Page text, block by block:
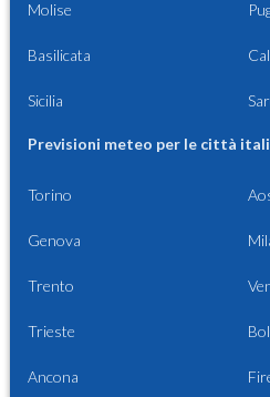
Molise
Basilicata
Sicilia
Previsioni meteo per le città
Torino
Genova
Trento
Trieste
Ancona